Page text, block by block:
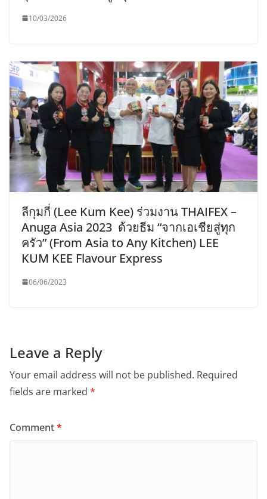
10/03/2026
ลีกุมกี่ (Lee Kum Kee) ร่วมงาน THAIFEX –
Anuga Asia 2023 ด้วยธีม “จากเอเชียสู่ทุก
ครัว” (From Asia to Any Kitchen) LEE
KUM KEE Flavour Express
06/06/2023
Leave a Reply
Your email address will not be published. Required
fields are marked *
Comment*